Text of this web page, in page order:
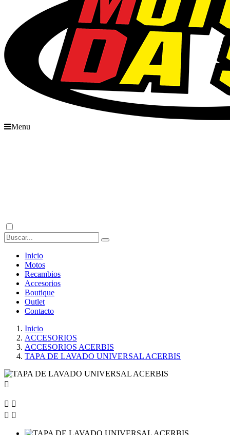
Menu
Inicio
Motos
Recambios
Accesorios
Boutique
Outlet
Contacto
Inicio
ACCESORIOS
ACCESORIOS ACERBIS
TAPA DE LAVADO UNIVERSAL ACERBIS

 
 